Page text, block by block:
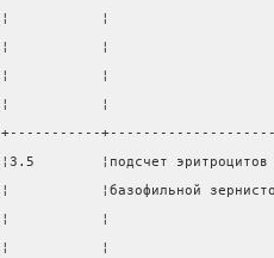
¦           ¦
¦           ¦
¦           ¦
¦           ¦
+-----------
¦3.5        ¦подсчет
¦           ¦базофильной
¦           ¦
¦           ¦